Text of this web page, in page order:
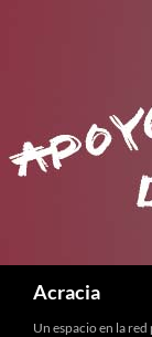
Acracia
Un espacio en la red